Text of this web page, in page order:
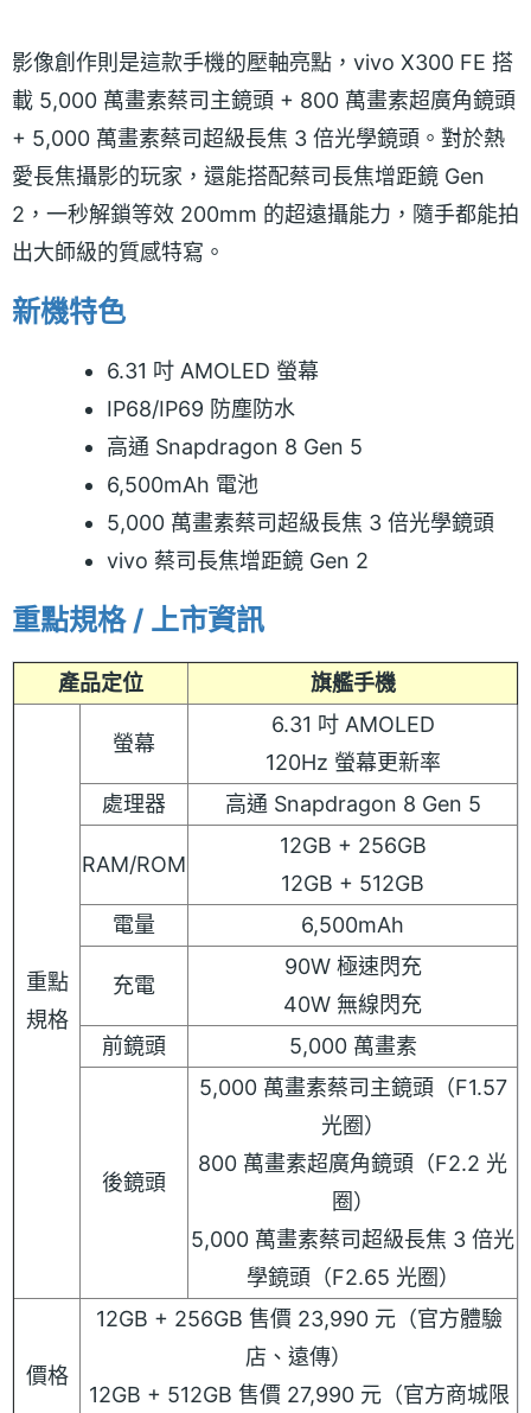
影像創作則是這款手機的壓軸亮點，vivo X300 FE 搭
載 5,000 萬畫素蔡司主鏡頭 + 800 萬畫素超廣角鏡頭
+ 5,000 萬畫素蔡司超級長焦 3 倍光學鏡頭。對於熱
愛長焦攝影的玩家，還能搭配蔡司長焦增距鏡 Gen
2，一秒解鎖等效 200mm 的超遠攝能力，隨手都能拍
出大師級的質感特寫。
新機特色
6.31 吋 AMOLED 螢幕
IP68/IP69 防塵防水
高通 Snapdragon 8 Gen 5
6,500mAh 電池
5,000 萬畫素蔡司超級長焦 3 倍光學鏡頭
vivo 蔡司長焦增距鏡 Gen 2
重點規格 / 上市資訊
產品定位 旗艦手機
重點
規格
螢幕
6.31 吋 AMOLED
120Hz 螢幕更新率
處理器
高通 Snapdragon 8 Gen 5
RAM/ROM
12GB + 256GB
12GB + 512GB
電量
6,500mAh
充電
90W 極速閃充
40W 無線閃充
前鏡頭
5,000 萬畫素
後鏡頭
5,000 萬畫素蔡司主鏡頭（F1.57
光圈）
800 萬畫素超廣角鏡頭（F2.2 光
圈）
5,000 萬畫素蔡司超級長焦 3 倍光
學鏡頭（F2.65 光圈）
價格
12GB + 256GB 售價 23,990 元（官方體驗
店、遠傳）
12GB + 512GB 售價 27,990 元（官方商城限